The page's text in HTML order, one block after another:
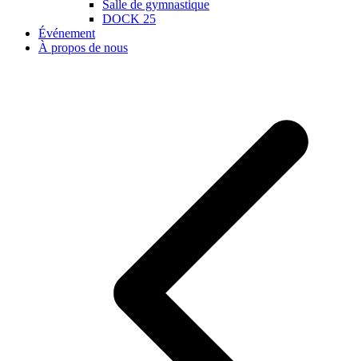
Salle de gymnastique
DOCK 25
Événement
À propos de nous